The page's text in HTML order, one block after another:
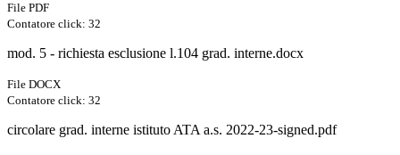
File PDF
Contatore click: 32
mod. 5 - richiesta esclusione l.104 grad. interne.docx
File DOCX
Contatore click: 32
circolare grad. interne istituto ATA a.s. 2022-23-signed.pdf